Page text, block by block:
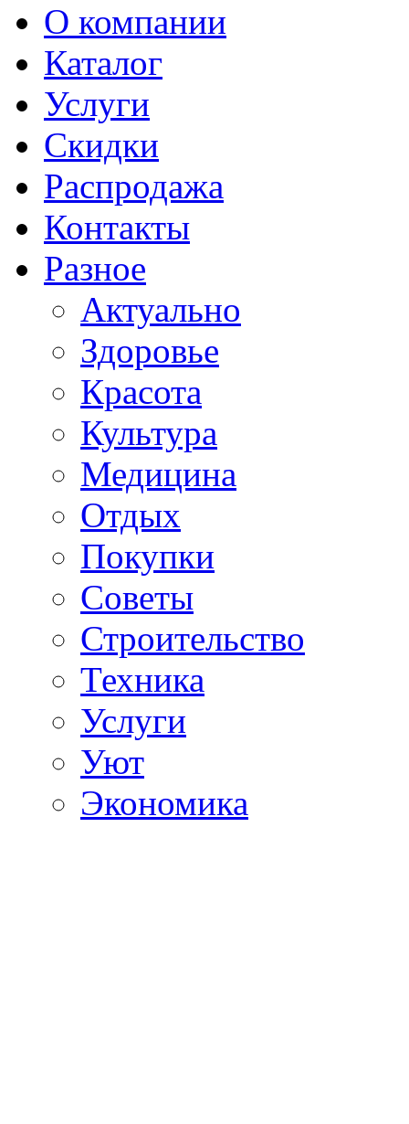
О компании
Каталог
Услуги
Скидки
Распродажа
Контакты
Разное
Актуально
Здоровье
Красота
Культура
Медицина
Отдых
Покупки
Советы
Строительство
Техника
Услуги
Уют
Экономика